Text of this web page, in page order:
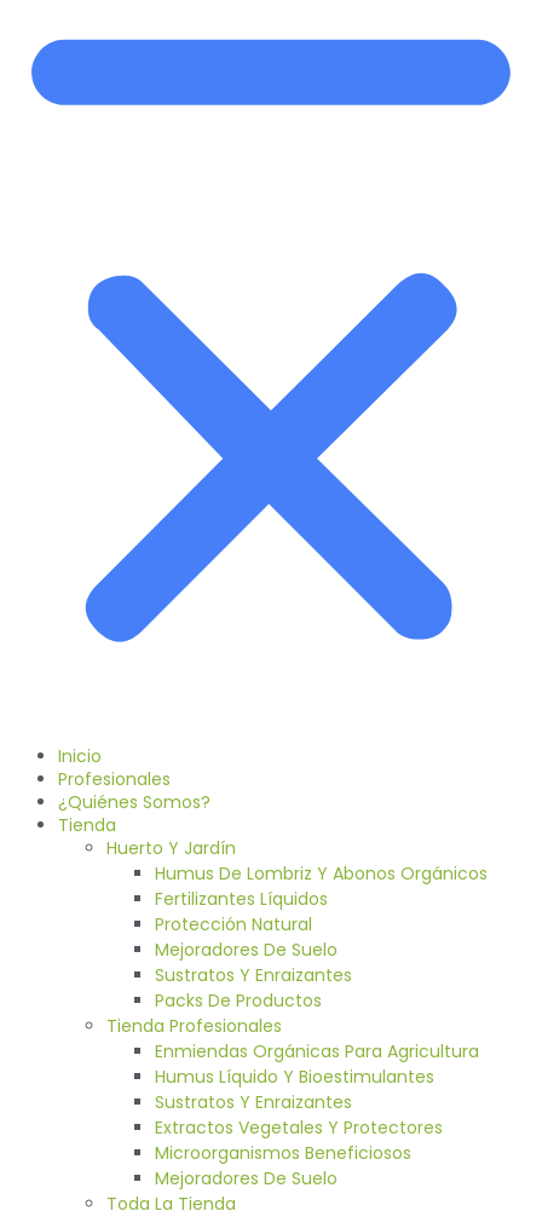
Inicio
Profesionales
¿Quiénes Somos?
Tienda
Huerto Y Jardín
Humus De Lombriz Y Abonos Orgánicos
Fertilizantes Líquidos
Protección Natural
Mejoradores De Suelo
Sustratos Y Enraizantes
Packs De Productos
Tienda Profesionales
Enmiendas Orgánicas Para Agricultura
Humus Líquido Y Bioestimulantes
Sustratos Y Enraizantes
Extractos Vegetales Y Protectores
Microorganismos Beneficiosos
Mejoradores De Suelo
Toda La Tienda